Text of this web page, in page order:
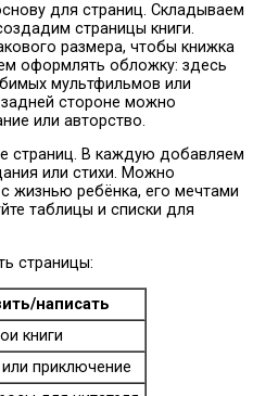
для страниц. Складываем
страницы книги.
размера, чтобы книжка
оформлять обложку: здесь
мультфильмов или
стороне можно
или авторство.
страниц. В каждую добавляем
или стихи. Можно
жизнью ребёнка, его мечтами
таблицы и списки для
страницы:
написать
книги
приключение